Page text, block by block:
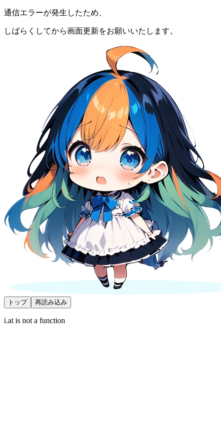
通信エラーが発生したため、
しばらくしてから画面更新をお願いいたします。
トップ 再読み込み
i.at is not a function